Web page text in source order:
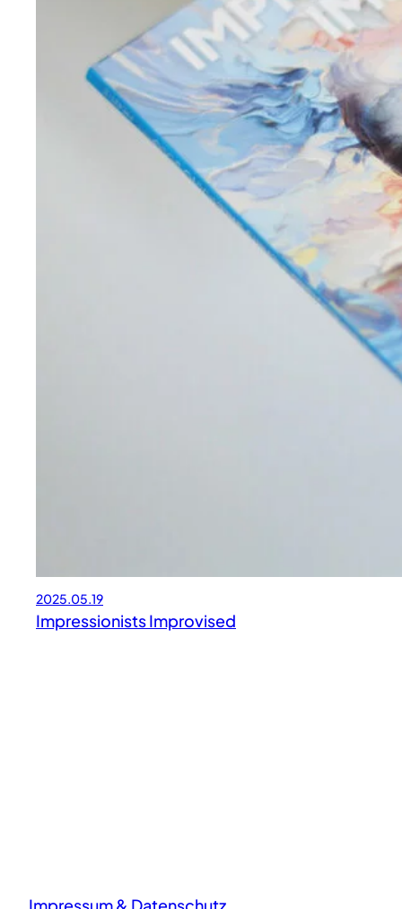
2025.05.19
Impressionists Improvised